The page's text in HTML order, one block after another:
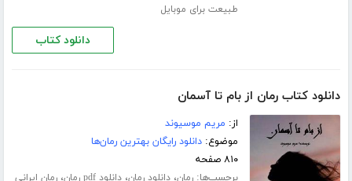
طبیعت برای موبایل
دانلود کتاب
دانلود کتاب رمان از بام تا آسمان
از: مریم موسیوند
موضوع:دانلود رایگان بهترین رمان‌ها
۸۱۰ صفحه
برچسب‌ها:رمان،دانلود رمان،دانلود pdf رمان ،رمان ایرانی